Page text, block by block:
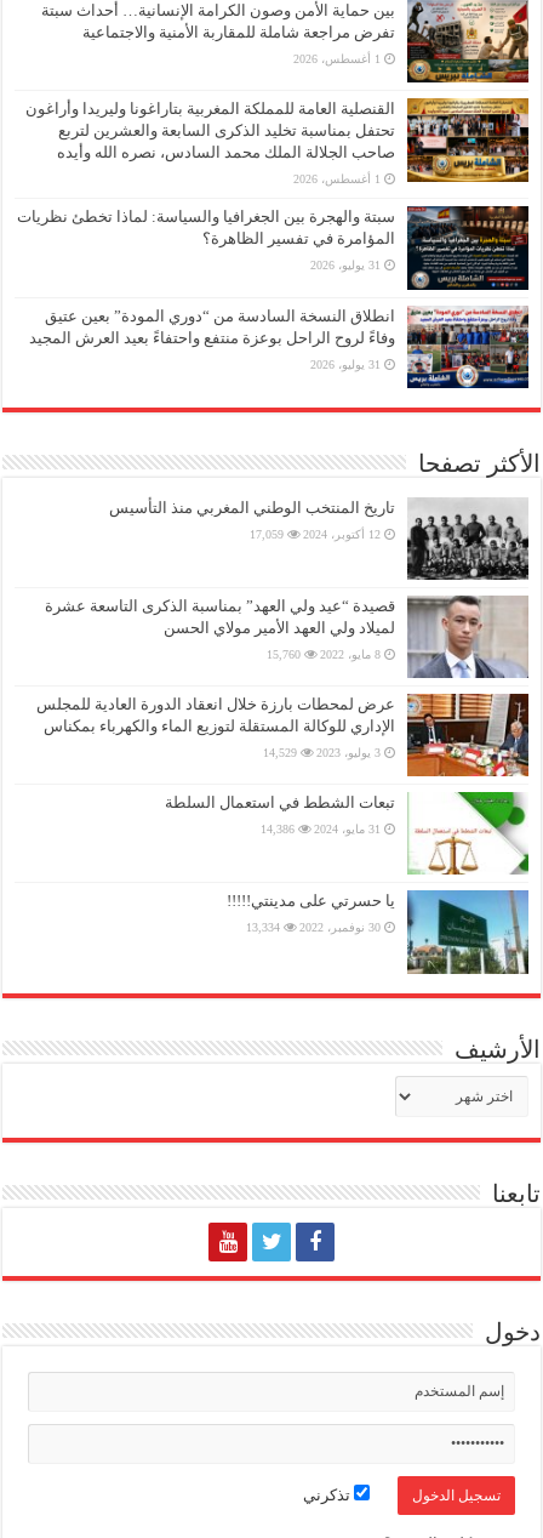
بين حماية الأمن وصون الكرامة الإنسانية… أحداث سبتة
تفرض مراجعة شاملة للمقاربة الأمنية والاجتماعية
1 أغسطس، 2026
القنصلية العامة للمملكة المغربية بتاراغونا وليريدا وأراغون
تحتفل بمناسبة تخليد الذكرى السابعة والعشرين لتربع
صاحب الجلالة الملك محمد السادس، نصره الله وأيده
1 أغسطس، 2026
سبتة والهجرة بين الجغرافيا والسياسة: لماذا تخطئ نظريات
المؤامرة في تفسير الظاهرة؟
31 يوليو، 2026
انطلاق النسخة السادسة من “دوري المودة” بعين عتيق
وفاءً لروح الراحل بوعزة منتفع واحتفاءً بعيد العرش المجيد
31 يوليو، 2026
الأكثر تصفحا
تاريخ المنتخب الوطني المغربي منذ التأسيس
12 أكتوبر، 2024 17,059
قصيدة “عيد ولي العهد” بمناسبة الذكرى التاسعة عشرة
لميلاد ولي العهد الأمير مولاي الحسن
8 مايو، 2022 15,760
عرض لمحطات بارزة خلال انعقاد الدورة العادية للمجلس
الإداري للوكالة المستقلة لتوزيع الماء والكهرباء بمكناس
3 يوليو، 2023 14,529
تبعات الشطط في استعمال السلطة
31 مايو، 2024 14,386
يا حسرتي على مدينتي!!!!!
30 نوفمبر، 2022 13,334
الأرشيف
الأرشيف
تابعنا
دخول
تذكرني